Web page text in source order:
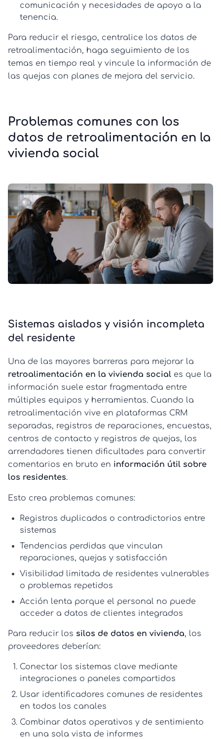
comunicación y necesidades de apoyo a la
tenencia.
Para reducir el riesgo, centralice los datos de
retroalimentación, haga seguimiento de los
temas en tiempo real y vincule la información de
las quejas con planes de mejora del servicio.
Problemas comunes con los
datos de retroalimentación en la
vivienda social
Sistemas aislados y visión incompleta
del residente
Una de las mayores barreras para mejorar la
retroalimentación en la vivienda social es que la
información suele estar fragmentada entre
múltiples equipos y herramientas. Cuando la
retroalimentación vive en plataformas CRM
separadas, registros de reparaciones, encuestas,
centros de contacto y registros de quejas, los
arrendadores tienen dificultades para convertir
comentarios en bruto en información útil sobre
los residentes.
Esto crea problemas comunes:
Registros duplicados o contradictorios entre
sistemas
Tendencias perdidas que vinculan
reparaciones, quejas y satisfacción
Visibilidad limitada de residentes vulnerables
o problemas repetidos
Acción lenta porque el personal no puede
acceder a datos de clientes integrados
Para reducir los silos de datos en vivienda, los
proveedores deberían:
Conectar los sistemas clave mediante
integraciones o paneles compartidos
Usar identificadores comunes de residentes
en todos los canales
Combinar datos operativos y de sentimiento
en una sola vista de informes